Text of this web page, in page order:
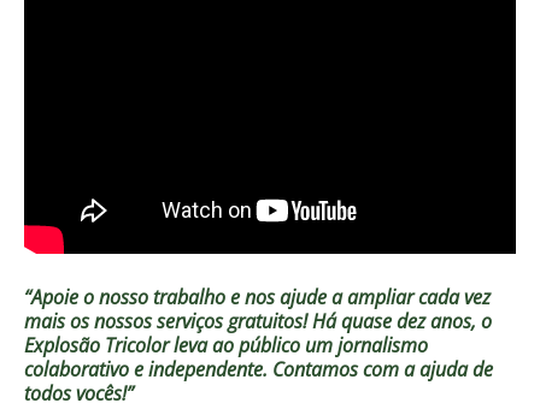
“Apoie o nosso trabalho e nos ajude a ampliar cada vez
mais os nossos serviços gratuitos!Há quase dez anos, o
Explosão Tricolor leva ao público um jornalismo
colaborativo e independente. Contamos com a ajuda de
todos vocês!”